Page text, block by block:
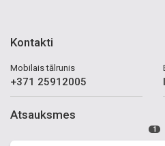
Kontakti
Mobilais tālrunis
+371 25912005
Atsauksmes
1